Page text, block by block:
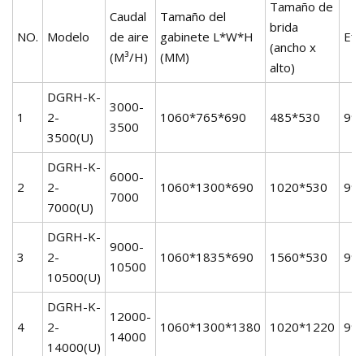
NO. Modelo
Caudal
de aire
(M³/H)
Tamaño del
gabinete L*W*H
(MM)
Tamaño de
brida
(ancho x
alto)
1
DGRH-K-
2-
3500(U)
3000-
3500
1060*765*690 485*530
2
DGRH-K-
2-
7000(U)
6000-
7000
1060*1300*690 1020*530
3
DGRH-K-
2-
10500(U)
9000-
10500
1060*1835*690 1560*530
4
DGRH-K-
2-
14000(U)
12000-
14000
1060*1300*1380 1020*1220